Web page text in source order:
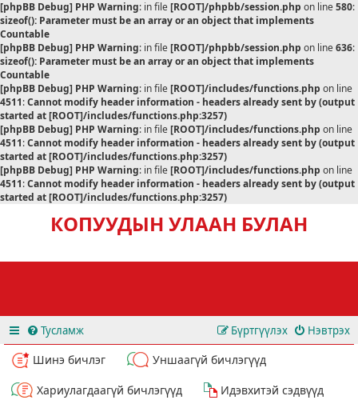
[phpBB Debug] PHP Warning: in file[ROOT]/phpbb/session.php on line580:
sizeof(): Parameter must be an array or an object that implements
Countable
[phpBB Debug] PHP Warning: in file[ROOT]/phpbb/session.php on line636:
sizeof(): Parameter must be an array or an object that implements
Countable
[phpBB Debug] PHP Warning: in file[ROOT]/includes/functions.php on line
4511:Cannot modify header information - headers already sent by (output
started at [ROOT]/includes/functions.php:3257)
[phpBB Debug] PHP Warning: in file[ROOT]/includes/functions.php on line
4511:Cannot modify header information - headers already sent by (output
started at [ROOT]/includes/functions.php:3257)
[phpBB Debug] PHP Warning: in file[ROOT]/includes/functions.php on line
4511:Cannot modify header information - headers already sent by (output
started at [ROOT]/includes/functions.php:3257)
КОПУУДЫН УЛААН БУЛАН
Тусламж Нэвтрэх
Бүртгүүлэх
Шинэ бичлэг
Уншаагүй бичлэгүүд
Хариулагдаагүй бичлэгүүд
Идэвхитэй сэдвүүд